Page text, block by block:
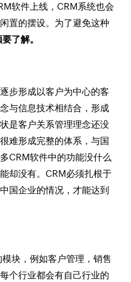
软件上线，CRM系统也会
置的摆设。为了避免这种
了解。
步形成以客户为中心的客
与信息技术相结合，形成
是客户关系管理理念还没
难形成完整的体系，与国
CRM软件中的功能没什么
却没有。CRM必须扎根于
国企业的情况，才能达到
块，例如客户管理，销售
个行业都会有自己行业的